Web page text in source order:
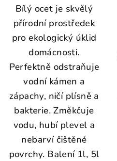
Bílý ocet je skvělý
přírodní prostředek
pro ekologický úklid
domácnosti.
Perfektně odstraňuje
vodní kámen a
zápachy, ničí plísně a
bakterie. Změkčuje
vodu, hubí plevel a
nebarví čištěné
povrchy. Balení 1l, 5l